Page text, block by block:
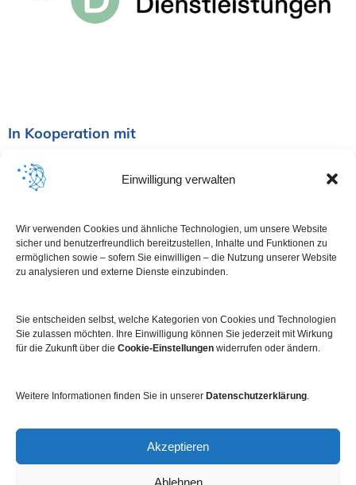
Einwilligung verwalten
Wir verwenden Cookies und ähnliche Technologien, um unsere Website
sicher und benutzerfreundlich bereitzustellen, Inhalte und Funktionen zu
ermöglichen sowie – sofern Sie einwilligen – die Nutzung unserer Website
zu analysieren und externe Dienste einzubinden.
Sie entscheiden selbst, welche Kategorien von Cookies und Technologien
Sie zulassen möchten. Ihre Einwilligung können Sie jederzeit mit Wirkung
für die Zukunft über die Cookie-Einstellungen widerrufen oder ändern.
Weitere Informationen finden Sie in unserer Datenschutzerklärung.
Akzeptieren
Ablehnen
In Kooperation mit